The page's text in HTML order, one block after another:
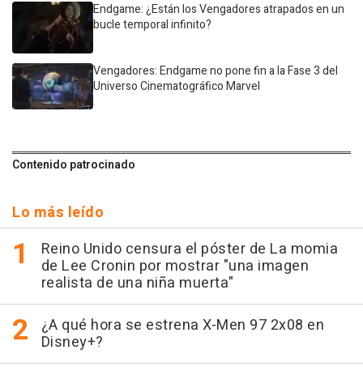
Endgame: ¿Están los Vengadores atrapados en un
bucle temporal infinito?
Vengadores: Endgame no pone fin a la Fase 3 del
Universo Cinematográfico Marvel
Contenido patrocinado
Lo más leído
Reino Unido censura el póster de La momia
de Lee Cronin por mostrar "una imagen
realista de una niña muerta"
¿A qué hora se estrena X-Men 97 2x08 en
Disney+?